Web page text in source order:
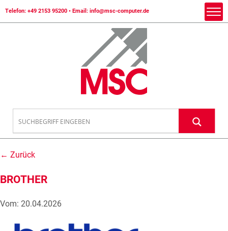
Telefon: +49 2153 95200 • Email: info@msc-computer.de
← Zurück
BROTHER
Vom: 20.04.2026